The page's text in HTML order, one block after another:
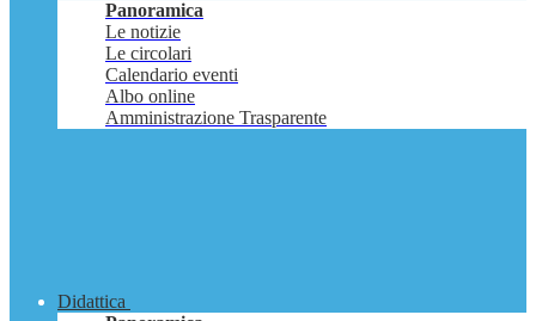
Panoramica
Le notizie
Le circolari
Calendario eventi
Albo online
Amministrazione Trasparente
Didattica